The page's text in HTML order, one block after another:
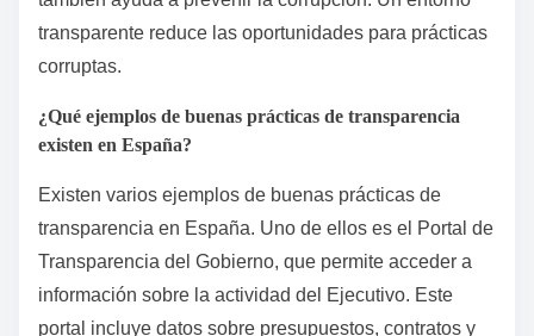
transparente reduce las oportunidades para prácticas
corruptas.
¿Qué ejemplos de buenas prácticas de transparencia
existen en España?
Existen varios ejemplos de buenas prácticas de
transparencia en España. Uno de ellos es el Portal de
Transparencia del Gobierno, que permite acceder a
información sobre la actividad del Ejecutivo. Este
portal incluye datos sobre presupuestos, contratos y